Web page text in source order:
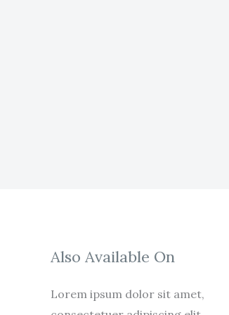
Also Available On
Lorem ipsum dolor sit amet,